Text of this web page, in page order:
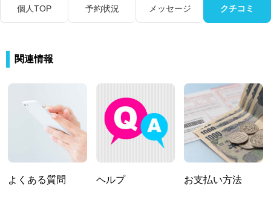
個人TOP 予約状況 メッセージ クチコミ
関連情報
よくある質問 ヘルプ お支払い方法